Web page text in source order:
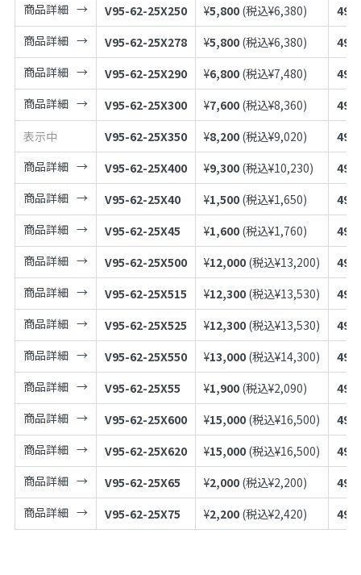
商品詳細
V95-62-25X250 ¥5,800 (税込¥6,380)
商品詳細
V95-62-25X278 ¥5,800 (税込¥6,380)
商品詳細
V95-62-25X290 ¥6,800 (税込¥7,480)
商品詳細
V95-62-25X300 ¥7,600 (税込¥8,360)
表示中
V95-62-25X350 ¥8,200 (税込¥9,020)
商品詳細
V95-62-25X400 ¥9,300 (税込¥10,230)
商品詳細
V95-62-25X40 ¥1,500 (税込¥1,650)
商品詳細
V95-62-25X45 ¥1,600 (税込¥1,760)
商品詳細
V95-62-25X500 ¥12,000 (税込¥13,200)
商品詳細
V95-62-25X515 ¥12,300 (税込¥13,530)
商品詳細
V95-62-25X525 ¥12,300 (税込¥13,530)
商品詳細
V95-62-25X550 ¥13,000 (税込¥14,300)
商品詳細
V95-62-25X55 ¥1,900 (税込¥2,090)
商品詳細
V95-62-25X600 ¥15,000 (税込¥16,500)
商品詳細
V95-62-25X620 ¥15,000 (税込¥16,500)
商品詳細
V95-62-25X65 ¥2,000 (税込¥2,200)
商品詳細
V95-62-25X75 ¥2,200 (税込¥2,420)